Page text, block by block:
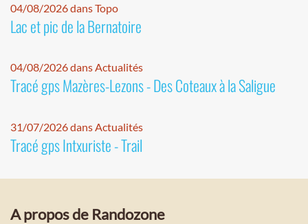
04/08/2026 dans Topo
Lac et pic de la Bernatoire
04/08/2026 dans Actualités
Tracé gps Mazères-Lezons - Des Coteaux à la Saligue
31/07/2026 dans Actualités
Tracé gps Intxuriste - Trail
A propos de Randozone